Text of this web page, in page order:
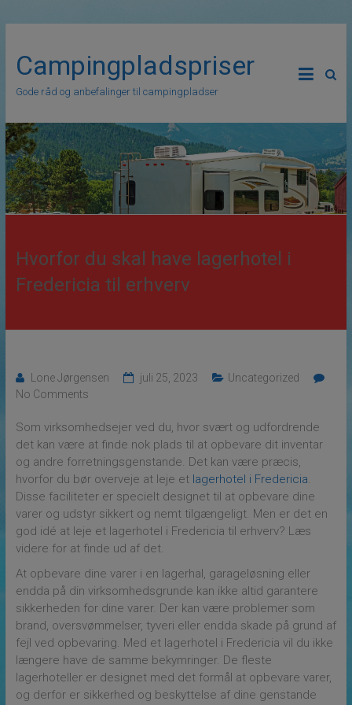
Campingpladspriser
Gode råd og anbefalinger til campingpladser
Hvorfor du skal have lagerhotel i
Fredericia til erhverv
Lone Jørgensen juli 25, 2023
Uncategorized
No Comments
Som virksomhedsejer ved du, hvor svært og udfordrende
det kan være at finde nok plads til at opbevare dit inventar
og andre forretningsgenstande. Det kan være præcis,
hvorfor du bør overveje at leje et lagerhotel i Fredericia
Disse faciliteter er specielt designet til at opbevare dine
varer og udstyr sikkert og nemt tilgængeligt. Men er det en
god idé at leje et lagerhotel i Fredericia til erhverv? Læs
videre for at finde ud af det.
At opbevare dine varer i en lagerhal, garageløsning eller
endda på din virksomhedsgrunde kan ikke altid garantere
sikkerheden for dine varer. Der kan være problemer som
brand, oversvømmelser, tyveri eller endda skade på grund af
fejl ved opbevaring. Med et lagerhotel i Fredericia vil du ikke
længere have de samme bekymringer. De fleste
lagerhoteller er designet med det formål at opbevare varer,
og derfor er sikkerhed og beskyttelse af dine genstande